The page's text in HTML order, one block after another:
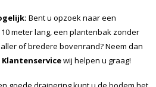
Bent u opzoek naar een
meter lang, een plantenbak zonder
of bredere bovenrand? Neem dan
Klantenservicewij helpen u graag!